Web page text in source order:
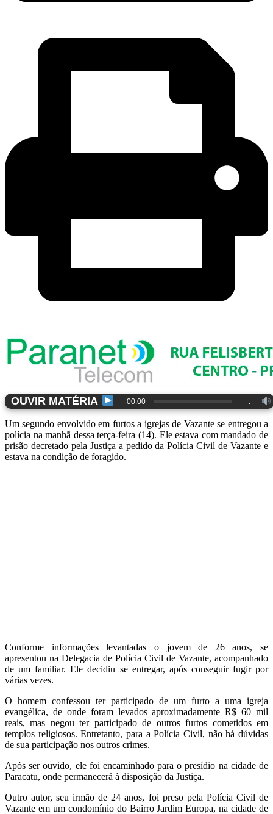
OUVIR MATÉRIA 00:00 --:--
Um segundo envolvido em furtos a igrejas de Vazante se entregou a
polícia na manhã dessa terça-feira (14). Ele estava com mandado de
prisão decretado pela Justiça a pedido da Polícia Civil de Vazante e
estava na condição de foragido.
Conforme informações levantadas o jovem de 26 anos, se
apresentou na Delegacia de Polícia Civil de Vazante, acompanhado
de um familiar. Ele decidiu se entregar, após conseguir fugir por
várias vezes.
O homem confessou ter participado de um furto a uma igreja
evangélica, de onde foram levados aproximadamente R$ 60 mil
reais, mas negou ter participado de outros furtos cometidos em
templos religiosos. Entretanto, para a Polícia Civil, não há dúvidas
de sua participação nos outros crimes.
Após ser ouvido, ele foi encaminhado para o presídio na cidade de
Paracatu, onde permanecerá à disposição da Justiça.
Outro autor, seu irmão de 24 anos, foi preso pela Polícia Civil de
Vazante em um condomínio do Bairro Jardim Europa, na cidade de